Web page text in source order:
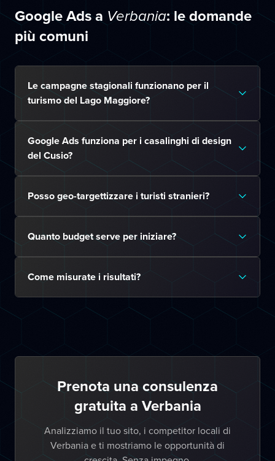
Google Ads a Verbania: le domande
più comuni
Le campagne stagionali funzionano per il
turismo del Lago Maggiore?
Google Ads funziona per i casalinghi di design
del Cusio?
Posso geo-targettizzare i turisti stranieri?
Quanto budget serve per iniziare?
Come misurate i risultati?
Prenota una consulenza
gratuita a Verbania
Analizziamo il tuo sito, i competitor locali di
Verbania e ti mostriamo le opportunità di